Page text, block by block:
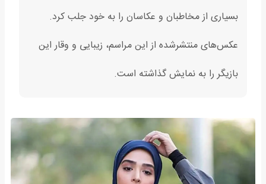
بسیاری از مخاطبان و عکاسان را به خود جلب کرد.
عکس‌های منتشرشده از این مراسم، زیبایی و وقار این
بازیگر را به نمایش گذاشته است.